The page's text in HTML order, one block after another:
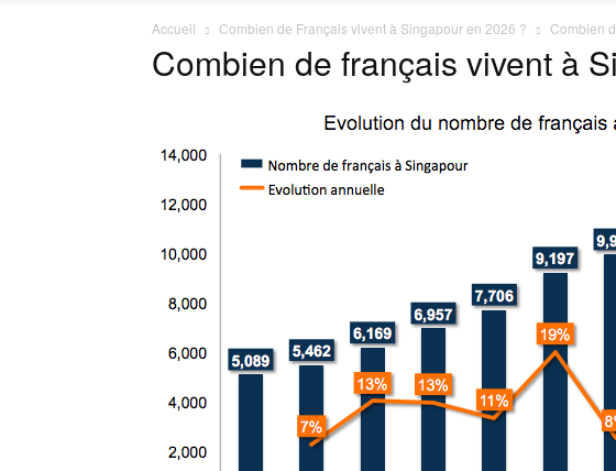
Accueil Combien de Français vivent à Singapour en 2026 ? Combien
Combien de français vivent à